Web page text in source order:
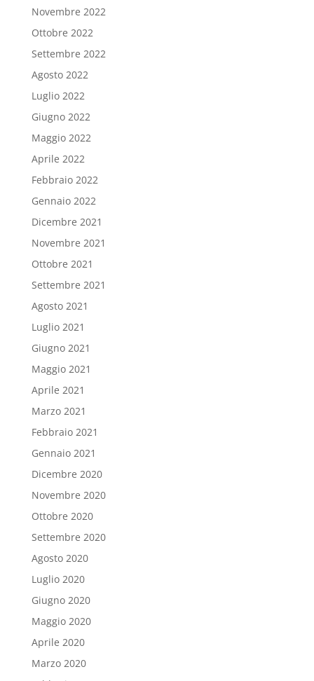
Novembre 2022
Ottobre 2022
Settembre 2022
Agosto 2022
Luglio 2022
Giugno 2022
Maggio 2022
Aprile 2022
Febbraio 2022
Gennaio 2022
Dicembre 2021
Novembre 2021
Ottobre 2021
Settembre 2021
Agosto 2021
Luglio 2021
Giugno 2021
Maggio 2021
Aprile 2021
Marzo 2021
Febbraio 2021
Gennaio 2021
Dicembre 2020
Novembre 2020
Ottobre 2020
Settembre 2020
Agosto 2020
Luglio 2020
Giugno 2020
Maggio 2020
Aprile 2020
Marzo 2020